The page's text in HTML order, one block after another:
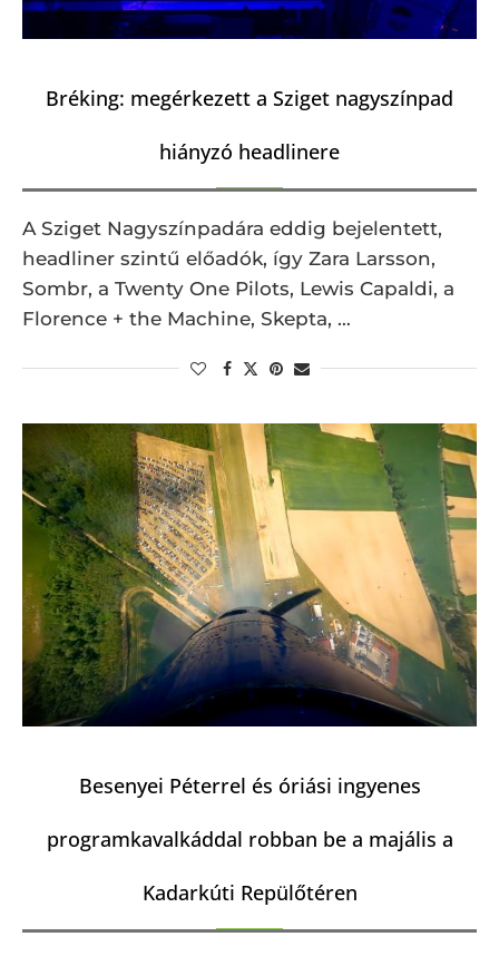
Bréking: megérkezett a Sziget nagyszínpad
hiányzó headlinere
A Sziget Nagyszínpadára eddig bejelentett,
headliner szintű előadók, így Zara Larsson,
Sombr, a Twenty One Pilots, Lewis Capaldi, a
Florence + the Machine, Skepta, …
Besenyei Péterrel és óriási ingyenes
programkavalkáddal robban be a majális a
Kadarkúti Repülőtéren